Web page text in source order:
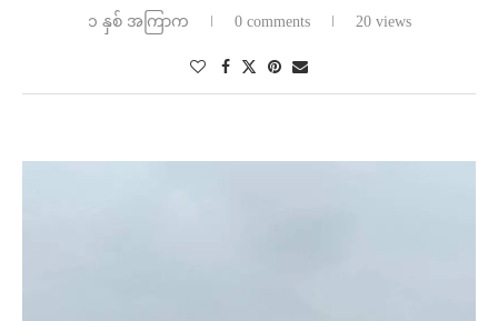
၁ နှစ် အကြာက 0 comments 20 views